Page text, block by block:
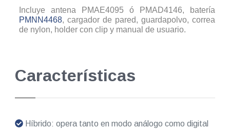
Incluye antena PMAE4095 ó PMAD4146, batería
PMNN4468, cargador de pared, guardapolvo, correa
de nylon, holder con clip y manual de usuario.
Características
Híbrido: opera tanto en modo análogo como digital